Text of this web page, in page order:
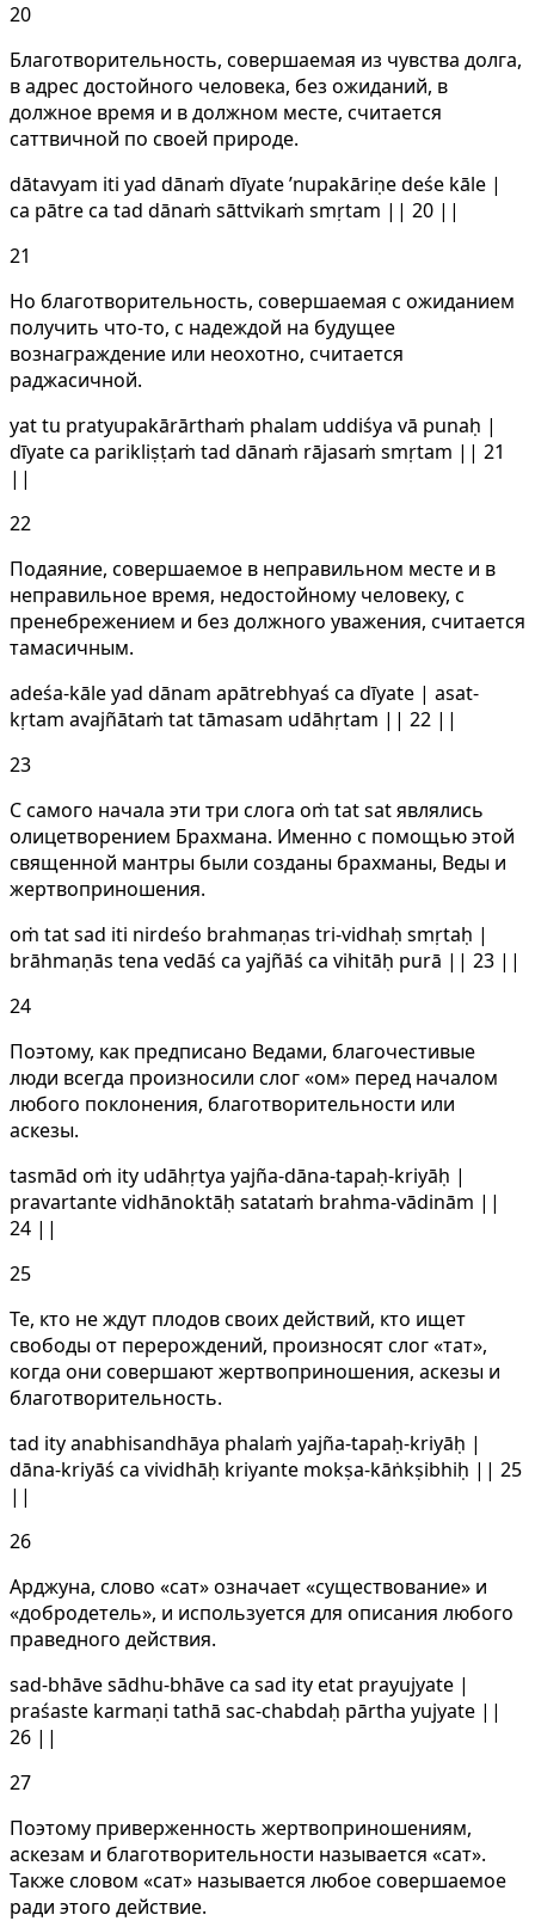
20
Благотворительность, совершаемая из чувства долга,
в адрес достойного человека, без ожиданий, в
должное время и в должном месте, считается
саттвичной по своей природе.
dātavyam iti yad dānaṁ dīyate ’nupakāriṇe deśe kāle |
ca pātre ca tad dānaṁ sāttvikaṁ smṛtam || 20 ||
21
Но благотворительность, совершаемая с ожиданием
получить что-то, с надеждой на будущее
вознаграждение или неохотно, считается
раджасичной.
yat tu pratyupakārārthaṁ phalam uddiśya vā punaḥ |
dīyate ca parikliṣṭaṁ tad dānaṁ rājasaṁ smṛtam || 21
||
22
Подаяние, совершаемое в неправильном месте и в
неправильное время, недостойному человеку, с
пренебрежением и без должного уважения, считается
тамасичным.
adeśa-kāle yad dānam apātrebhyaś ca dīyate | asat-
kṛtam avajñātaṁ tat tāmasam udāhṛtam || 22 ||
23
С самого начала эти три слога oṁ tat sat являлись
олицетворением Брахмана. Именно с помощью этой
священной мантры были созданы брахманы, Веды и
жертвоприношения.
oṁ tat sad iti nirdeśo brahmaṇas tri-vidhaḥ smṛtaḥ |
brāhmaṇās tena vedāś ca yajñāś ca vihitāḥ purā || 23 ||
24
Поэтому, как предписано Ведами, благочестивые
люди всегда произносили слог «ом» перед началом
любого поклонения, благотворительности или
аскезы.
tasmād oṁ ity udāhṛtya yajña-dāna-tapaḥ-kriyāḥ |
pravartante vidhānoktāḥ satataṁ brahma-vādinām ||
24 ||
25
Те, кто не ждут плодов своих действий, кто ищет
свободы от перерождений, произносят слог «тат»,
когда они совершают жертвоприношения, аскезы и
благотворительность.
tad ity anabhisandhāya phalaṁ yajña-tapaḥ-kriyāḥ |
dāna-kriyāś ca vividhāḥ kriyante mokṣa-kāṅkṣibhiḥ || 25
||
26
Арджуна, слово «сат» означает «существование» и
«добродетель», и используется для описания любого
праведного действия.
sad-bhāve sādhu-bhāve ca sad ity etat prayujyate |
praśaste karmaṇi tathā sac-chabdaḥ pārtha yujyate ||
26 ||
27
Поэтому приверженность жертвоприношениям,
аскезам и благотворительности называется «сат».
Также словом «сат» называется любое совершаемое
ради этого действие.